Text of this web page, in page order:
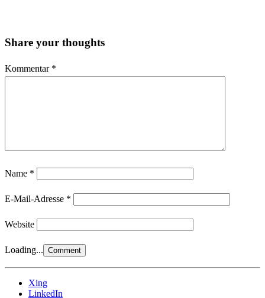
Share your thoughts
Kommentar *
Name *
E-Mail-Adresse *
Website
Loading...
Xing
LinkedIn